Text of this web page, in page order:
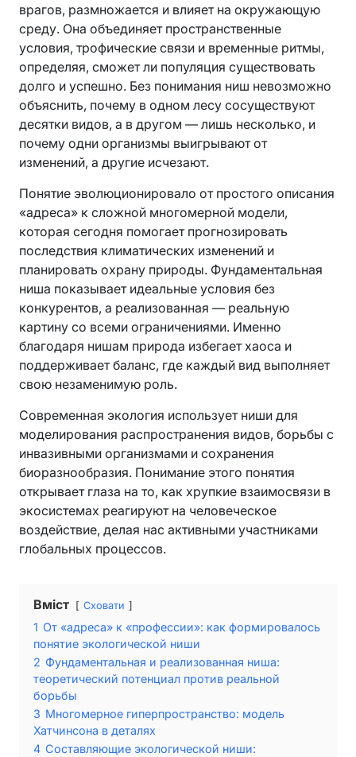
врагов, размножается и влияет на окружающую
среду. Она объединяет пространственные
условия, трофические связи и временные ритмы,
определяя, сможет ли популяция существовать
долго и успешно. Без понимания ниш невозможно
объяснить, почему в одном лесу сосуществуют
десятки видов, а в другом — лишь несколько, и
почему одни организмы выигрывают от
изменений, а другие исчезают.
Понятие эволюционировало от простого описания
«адреса» к сложной многомерной модели,
которая сегодня помогает прогнозировать
последствия климатических изменений и
планировать охрану природы. Фундаментальная
ниша показывает идеальные условия без
конкурентов, а реализованная — реальную
картину со всеми ограничениями. Именно
благодаря нишам природа избегает хаоса и
поддерживает баланс, где каждый вид выполняет
свою незаменимую роль.
Современная экология использует ниши для
моделирования распространения видов, борьбы с
инвазивными организмами и сохранения
биоразнообразия. Понимание этого понятия
открывает глаза на то, как хрупкие взаимосвязи в
экосистемах реагируют на человеческое
воздействие, делая нас активными участниками
глобальных процессов.
Вміст Сховати
1 От «адреса» к «профессии»: как формировалось
понятие экологической ниши
2 Фундаментальная и реализованная ниша:
теоретический потенциал против реальной
борьбы
3 Многомерное гиперпространство: модель
Хатчинсона в деталях
4 Составляющие экологической ниши: